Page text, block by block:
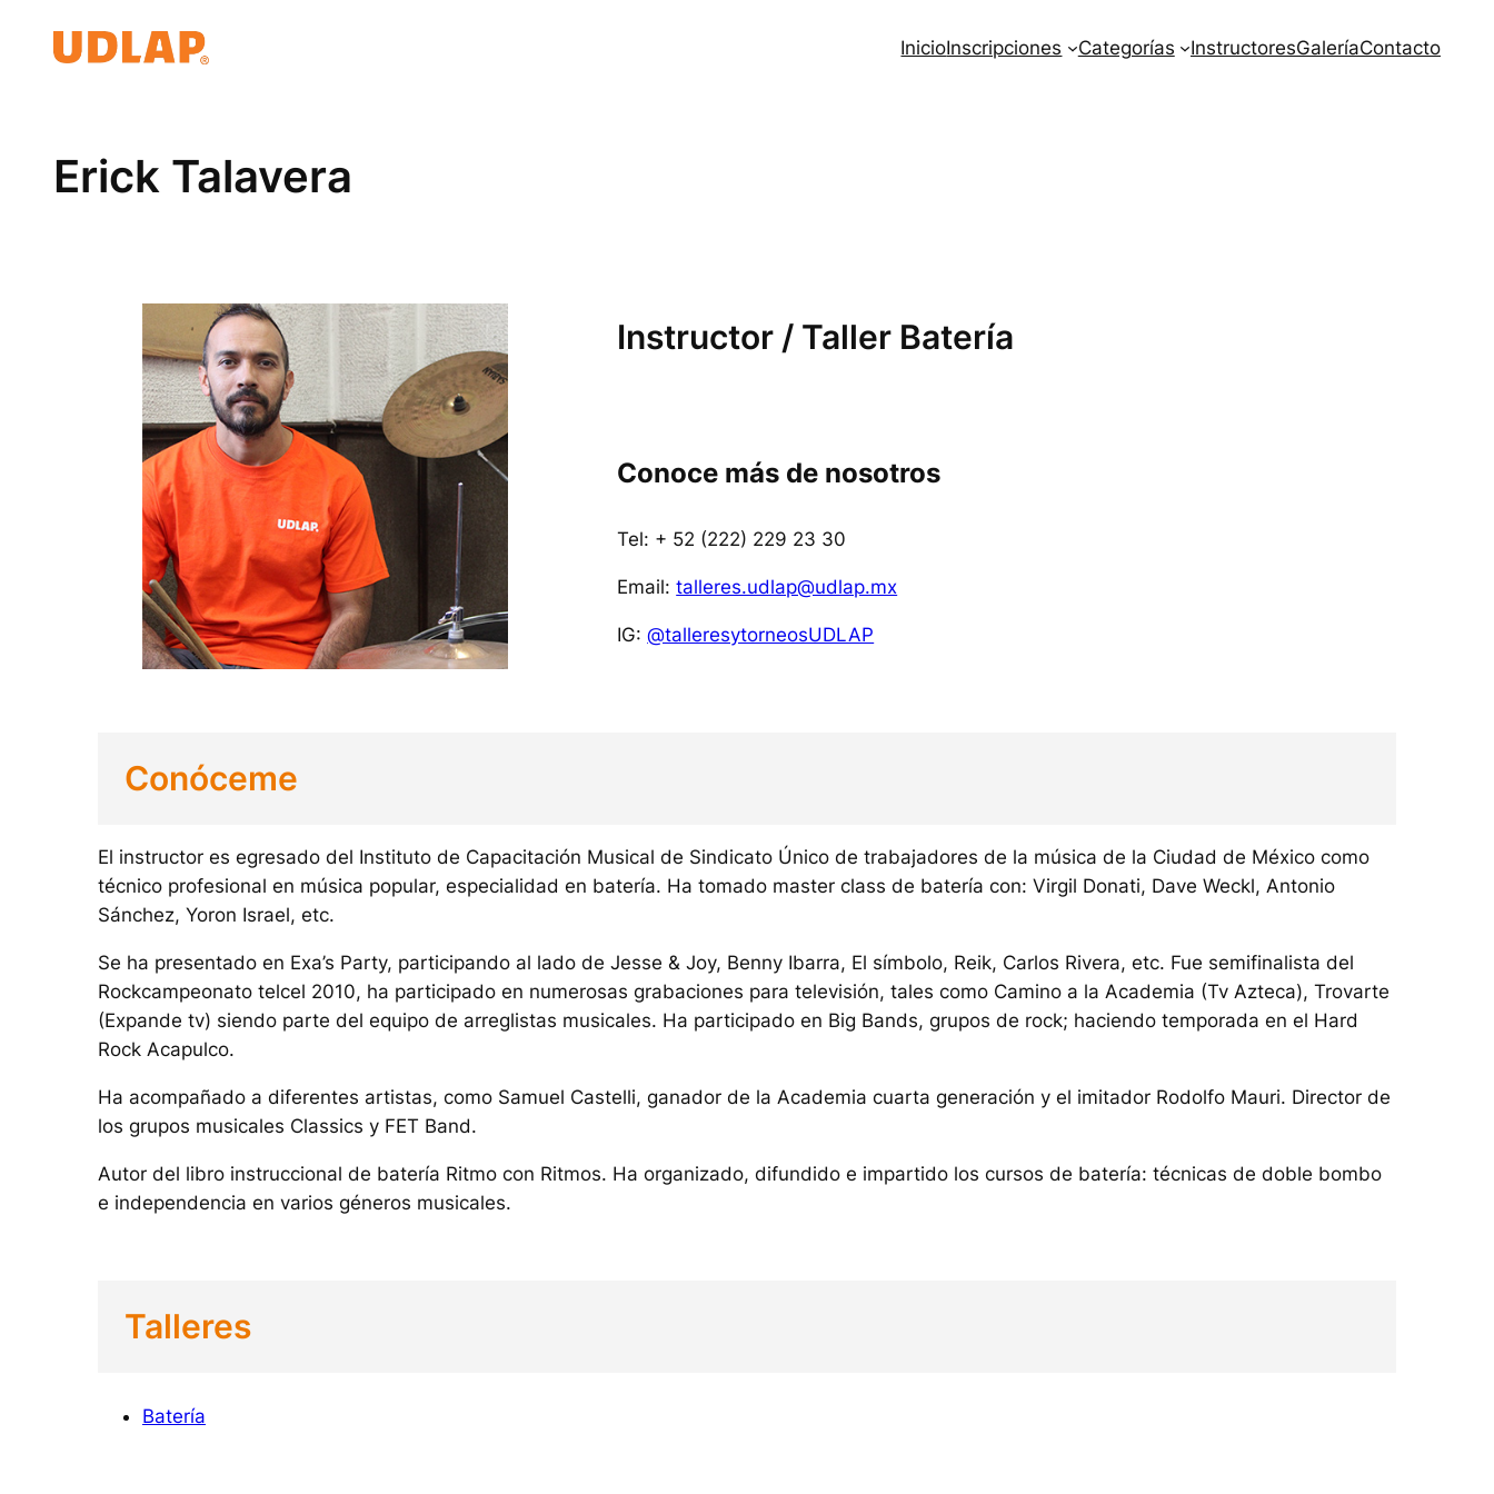
InicioInscripciones Categorías InstructoresGaleríaContacto
Erick Talavera
Instructor / Taller Batería
Conoce más de nosotros
Tel: + 52 (222) 229 23 30
Email:talleres.udlap@udlap.mx
IG:@talleresytorneosUDLAP
Conóceme
El instructor es egresado del Instituto de Capacitación Musical de Sindicato Único de trabajadores de la música de la Ciudad de México como
técnico profesional en música popular, especialidad en batería. Ha tomado master class de batería con: Virgil Donati, Dave Weckl, Antonio
Sánchez, Yoron Israel, etc.
Se ha presentado en Exa’s Party, participando al lado de Jesse & Joy, Benny Ibarra, El símbolo, Reik, Carlos Rivera, etc. Fue semifinalista del
Rockcampeonato telcel 2010, ha participado en numerosas grabaciones para televisión, tales como Camino a la Academia (Tv Azteca), Trovarte
(Expande tv) siendo parte del equipo de arreglistas musicales. Ha participado en Big Bands, grupos de rock; haciendo temporada en el Hard
Rock Acapulco.
Ha acompañado a diferentes artistas, como Samuel Castelli, ganador de la Academia cuarta generación y el imitador Rodolfo Mauri. Director de
los grupos musicales Classics y FET Band.
Autor del libro instruccional de batería Ritmo con Ritmos. Ha organizado, difundido e impartido los cursos de batería: técnicas de doble bombo
e independencia en varios géneros musicales.
Talleres
Batería